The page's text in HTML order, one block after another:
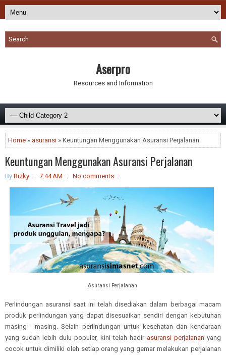
Aserpro
Resources and Information
Home » asuransi » Keuntungan Menggunakan Asuransi Perjalanan
Keuntungan Menggunakan Asuransi Perjalanan
By Rizky 7:44 AM No comments
Asuransi Perjalanan
Perlindungan asuransi saat ini telah disediakan dalam berbagai macam
produk perlindungan yang dapat disesuaikan sendiri dengan kebutuhan
masing - masing. Selain perlindungan untuk kesehatan dan kendaraan
yang sudah lebih dulu populer, kini telah hadir asuransi perjalanan yang
cocok untuk dimiliki oleh setiap orang yang gemar melakukan perjalanan